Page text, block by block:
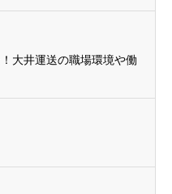
大井運送の職場環境や働